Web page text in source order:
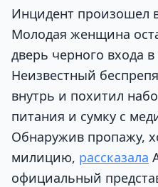
Инцидент произошел
Молодая женщина
дверь черного входа
Неизвестный
внутрь и похитил
питания и сумку с
Обнаружив пропажу,
милицию, рассказала
официальный